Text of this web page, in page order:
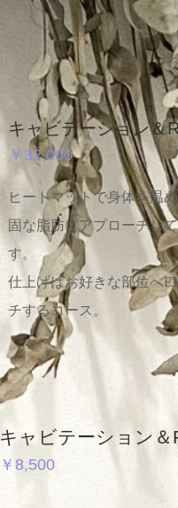
キャビテーション＆
￥32,000
ヒートマットで身体を温
固な脂肪にアプローチして
す。
仕上げはお好きな部位へ
チするコース。
キャビテーション＆
￥8,500